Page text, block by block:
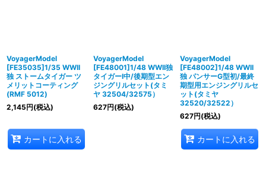
VoyagerModel
[FE35035]1/35 WWII
独 ストームタイガー ツ
メリットコーティング
(RMF 5012)
2,145円(税込)
カートに入れる
VoyagerModel
[FE48001]1/48 WWII独
タイガーI中/後期型エン
ジングリルセット(タミ
ヤ 32504/32575）
627円(税込)
VoyagerModel
[FE48002]1/48 WWII
独 パンサーG型初/最終
期型用エンジングリルセ
ット(タミヤ
32520/32522）
627円(税込)
カートに入れる